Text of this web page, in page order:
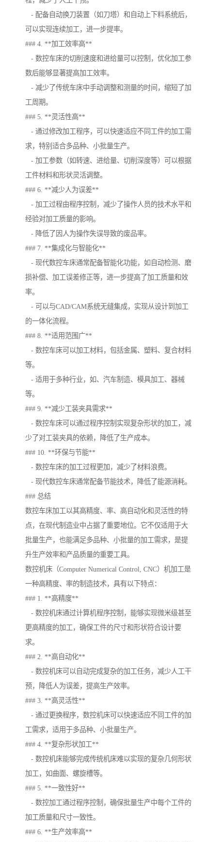
- 配备自动换刀装置（如刀塔）和自动上下料系统后，
可以实现连续加工，进一步提率。
### 4. **加工效率高**
- 数控车床的切削速度和进给量可以控制，优化加工参
数后能够显著提高加工效率。
- 减少了传统车床中手动调整和测量的时间，缩短了加
工周期。
### 5. **灵活性高**
- 通过修改加工程序，可以快速适应不同工件的加工需
求，特别适合多品种、小批量生产。
- 加工参数（如转速、进给量、切削深度等）可以根据
工件材料和形状灵活调整。
### 6. **减少人为误差**
- 加工过程由程序控制，减少了操作人员的技术水平和
经验对加工质量的影响。
- 降低了因人为操作失误导致的废品率。
### 7. **集成化与智能化**
- 现代数控车床通常配备智能化功能，如自动检测、磨
损补偿、加工误差修正等，进一步提高了加工质量和效
率。
- 可以与CAD/CAM系统无缝集成，实现从设计到加工
的一体化流程。
### 8. **适用范围广**
- 数控车床可以加工材料，包括金属、塑料、复合材料
等。
- 适用于多种行业，如、汽车制造、模具加工、器械
等。
### 9. **减少工装夹具需求**
- 数控车床可以通过程序控制实现复杂形状的加工，减
少了对工装夹具的依赖，降低了生产成本。
### 10. **环保与节能**
- 数控车床的加工过程更加，减少了材料浪费。
- 现代数控车床通常配备节能技术，降低了能源消耗。
### 总结
数控车床加工以其高精度、率、高自动化和灵活性的特
点，在现代制造业中占据了重要地位。它不仅适用于大
批量生产，也能满足多品种、小批量的加工需求，是提
升生产效率和产品质量的重要工具。
数控机床（Computer Numerical Control, CNC）机加工是
一种高精度、率的制造技术，具有以下特点：
### 1. **高精度**
- 数控机床通过计算机程序控制，能够实现微米级甚至
更高精度的加工，确保工件的尺寸和形状符合设计要
求。
### 2. **高自动化**
- 数控机床可以自动完成复杂的加工任务，减少人工干
预，降低人为误差，提高生产效率。
### 3. **高灵活性**
- 通过更换程序，数控机床可以快速适应不同工件的加
工需求，适用于多品种、小批量生产。
### 4. **复杂形状加工**
- 数控机床能够完成传统机床难以实现的复杂几何形状
加工，如曲面、螺旋槽等。
### 5. **一致性好**
- 数控加工通过程序控制，确保批量生产中每个工件的
加工质量和尺寸一致性。
### 6. **生产效率高**